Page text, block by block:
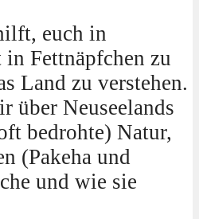
euch in
Fettnäpfchen zu
Land zu verstehen.
über Neuseelands
bedrohte) Natur,
(Pakeha und
und wie sie